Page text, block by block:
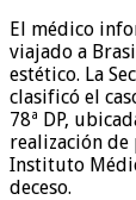
El médico
viajado a
estético. La
clasificó el
78ª DP,
realización
Instituto
deceso.